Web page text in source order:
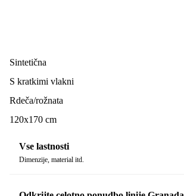
Sintetična
S kratkimi vlakni
Rdeča/rožnata
120x170 cm
Vse lastnosti
Dimenzije, material itd.